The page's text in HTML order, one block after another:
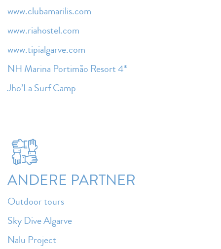
www.clubamarilis.com
www.riahostel.com
www.tipialgarve.com
NH Marina Portimão Resort 4*
Jho’La Surf Camp
ANDERE PARTNER
Outdoor tours
Sky Dive Algarve
Nalu Project